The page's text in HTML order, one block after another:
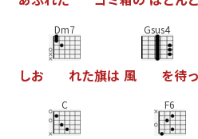
しお
Dm7
れた旗は 風
Gsus4
を待っ
C F6